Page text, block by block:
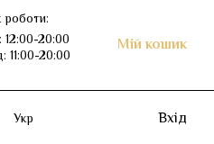
роботи:
12:00-20:00
11:00-20:00
Мій кошик
Укр Вхід